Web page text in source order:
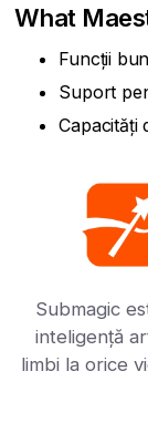
What
Funcții
Suport
Capacități
Submagic
inteligență
limbi la orice